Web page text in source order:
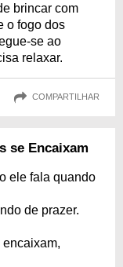
brincar com
o fogo dos
se ao
relaxar.
COMPARTILHAR
se Encaixam
ele fala quando
de prazer.